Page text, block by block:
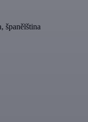
španělština